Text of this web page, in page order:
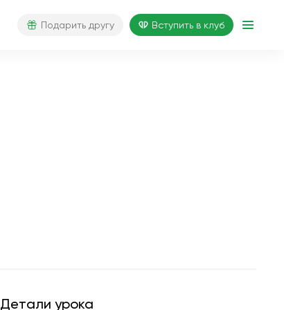
Подарить другу Вступить в клуб
Детали урока